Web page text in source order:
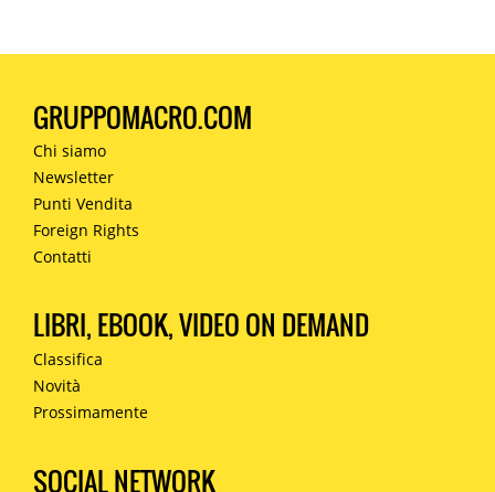
GRUPPOMACRO.COM
Chi siamo
Newsletter
Punti Vendita
Foreign Rights
Contatti
LIBRI, EBOOK, VIDEO ON DEMAND
Classifica
Novità
Prossimamente
SOCIAL NETWORK